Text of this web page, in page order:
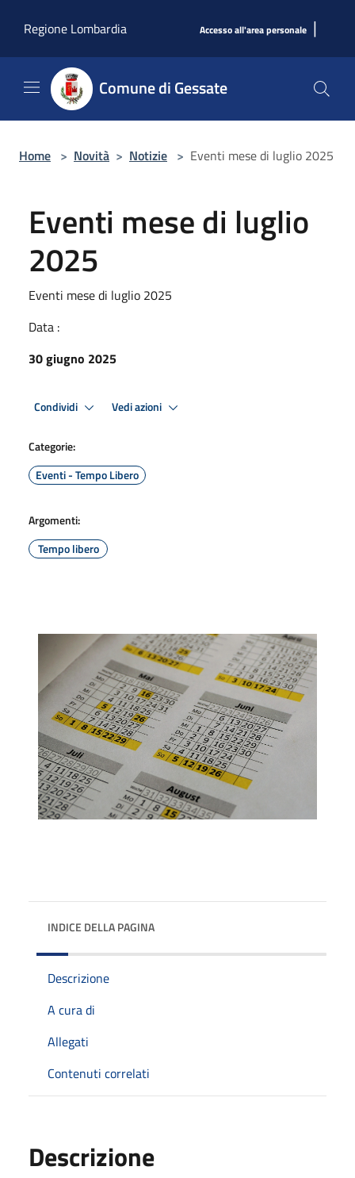
Regione Lombardia
Accesso all'area personale |
Comune di Gessate
Home > Novità > Notizie > Eventi mese di luglio 2025
Eventi mese di luglio
2025
Eventi mese di luglio 2025
Data :
30 giugno 2025
Condividi Vedi azioni
Categorie:
Eventi - Tempo Libero
Argomenti:
Tempo libero
INDICE DELLA PAGINA
Descrizione
A cura di
Allegati
Contenuti correlati
Descrizione